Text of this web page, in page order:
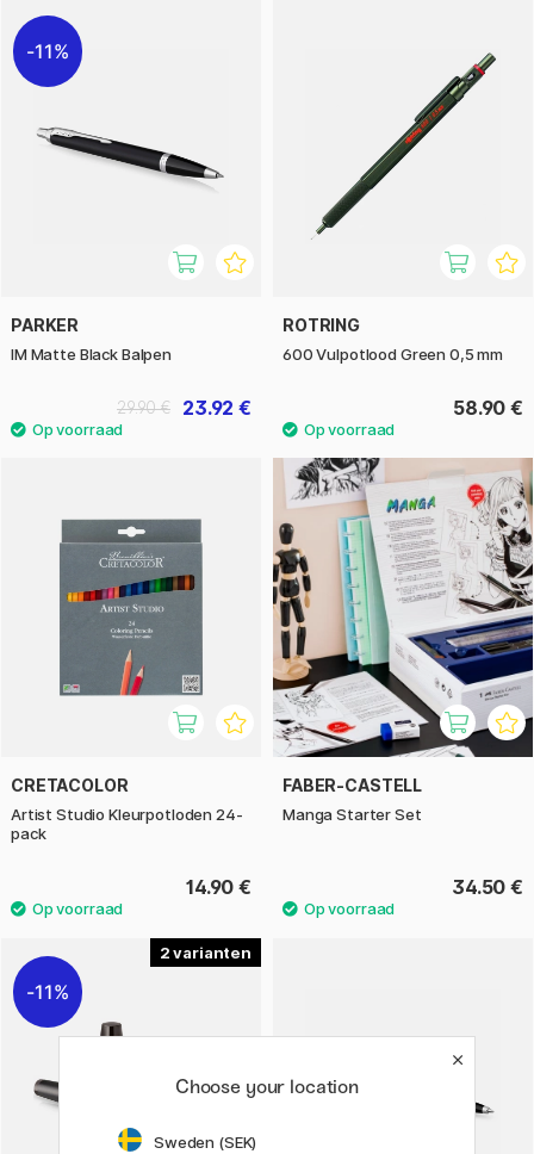
11%
PARKER
IM Matte Black Balpen
23.92 €
29.90 €
ROTRING
600 Vulpotlood Green 0,5 mm
58.90 €
CRETACOLOR
Artist Studio Kleurpotloden 24-
pack
14.90 €
FABER-CASTELL
Manga Starter Set
34.50 €
2
11%
Choose your location
Sweden (SEK)